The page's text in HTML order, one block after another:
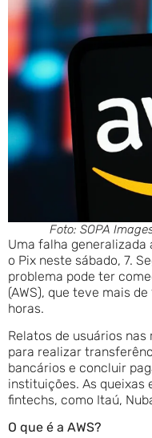
Foto: SOPA
Uma falha
o Pix neste sábado, 7.
problema pode ter
(AWS), que teve mais
horas.
Relatos de usuários
para realizar
bancários e concluir
instituições. As queixas
fintechs, como Itaú,
O que é a AWS?